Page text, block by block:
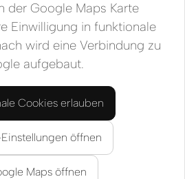
der Google Maps Karte
Einwilligung in funktionale
wird eine Verbindung zu
aufgebaut.
Cookies erlauben
öffnen
Maps öffnen